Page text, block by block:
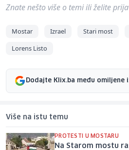
Znate nešto više o temi ili želite
Mostar Izrael Stari most
Lorens Listo
Dodajte Klix.ba među omiljene
Više na istu temu
PROTESTI U MOSTARU
Na Starom mostu